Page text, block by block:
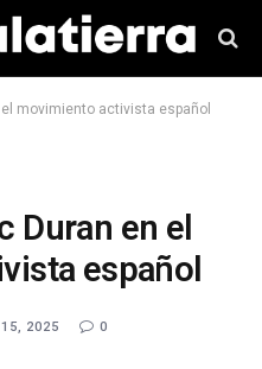
movimiento activista español
Duran en el
español
15, 2025 0